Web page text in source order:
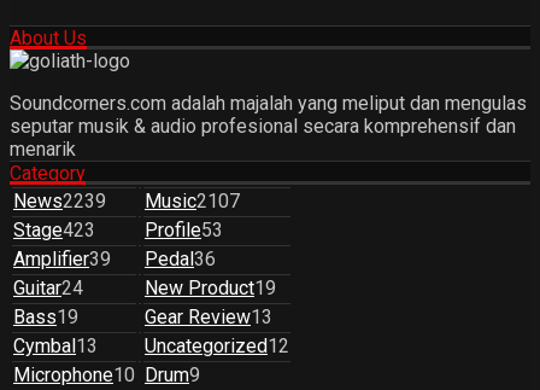
About Us
Soundcorners.com adalah majalah yang meliput dan mengulas
seputar musik & audio profesional secara komprehensif dan
menarik
Category
News2239 Music2107
Stage423 Profile53
Amplifier39 Pedal 36
Guitar24 New Product19
Bass19 Gear Review13
Cymbal 13 Uncategorized12
Microphone10 Drum9